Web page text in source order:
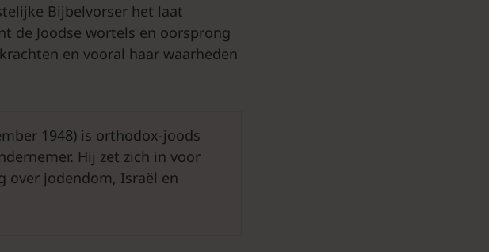
Bijbelvorser het laat
de Joodse wortels en oorsprong
en vooral haar waarheden
1948) is orthodox-joods
Hij zet zich in voor
over jodendom, Israël en